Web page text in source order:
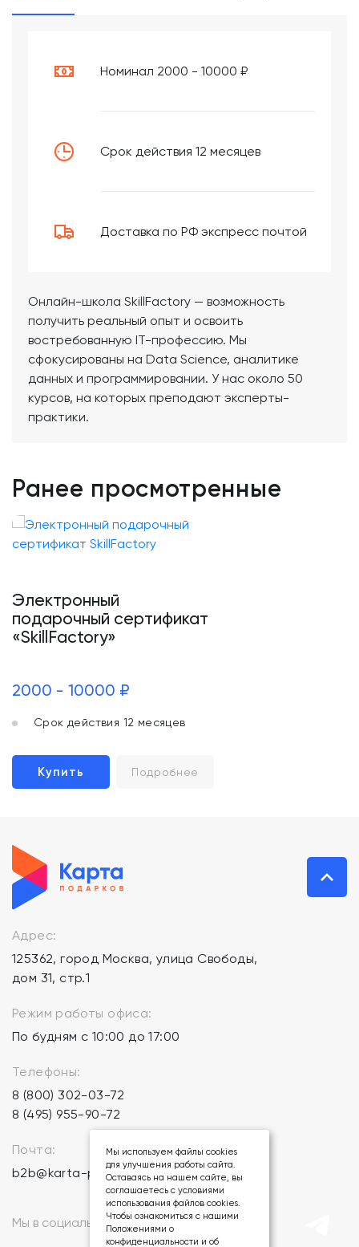
Номинал 2000 - 10000 ₽
Срок действия 12 месяцев
Доставка по РФ экспресс почтой
Онлайн-школа SkillFactory — возможность
получить реальный опыт и освоить
востребованную IT-профессию. Мы
сфокусированы на Data Science, аналитике
данных и программировании. У нас около 50
курсов, на которых преподают эксперты-
практики.
Ранее просмотренные
Электронный
подарочный сертификат
«SkillFactory»
2000 - 10000 ₽
Срок действия 12 месяцев
Купить Подробнее
Адрес:
125362, город Москва, улица Свободы,
дом 31, стр.1
Режим работы офиса:
По будням с 10:00 до 17:00
Телефоны:
8 (800) 302-03-72
8 (495) 955-90-72
Почта:
b2b@karta-podarkov.ru
Мы в социальных сетях:
Мы используем файлы cookies
для улучшения работы сайта.
Оставаясь на нашем сайте, вы
соглашаетесь с условиями
использования файлов cookies.
Чтобы ознакомиться с нашими
Положениями о
конфиденциальности и об